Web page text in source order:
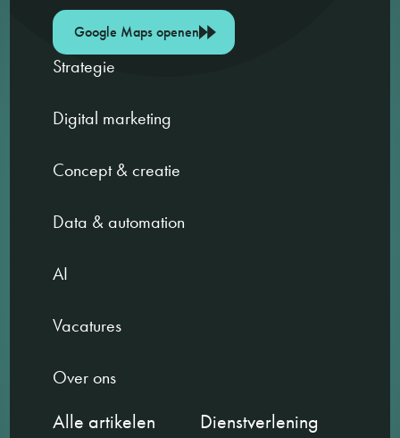
Google Maps openen
Strategie
Digital marketing
Concept & creatie
Data & automation
AI
Vacatures
Over ons
Alle artikelen
Dienstverlening